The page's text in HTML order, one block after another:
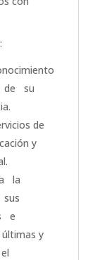
de su
de
y
la
e
y